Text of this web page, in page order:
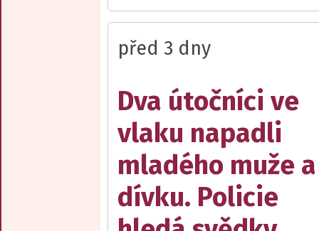
před 3 dny
Dva útočníci ve
vlaku napadli
mladého muže a
dívku. Policie